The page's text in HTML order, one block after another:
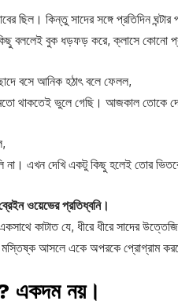
ছিল। কিন্তু সাদের সঙ্গে প্রতিদিন
বললেই বুক ধড়ফড় করে, ক্লাসে কোনো
ছাদে বসে আনিক হঠাৎ বলে ফেলল,
থাকতেই ভুলে গেছি। আজকাল তোকে
এখন দেখি একটু কিছু হলেই তোর
ওয়েভেরপ্রতিধ্বনি।
কাটাত যে, ধীরে ধীরে সাদের
মস্তিষ্ক আসলে একে অপরকে প্রোগ্রাম
একদম নয়।